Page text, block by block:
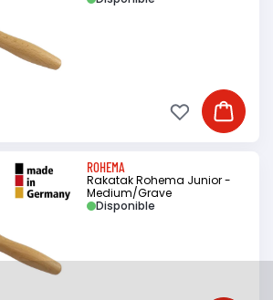
Ajouter
Ajouter à ma
ROHEMA
Rakatak Rohema Junior -
Medium/Grave
Disponible